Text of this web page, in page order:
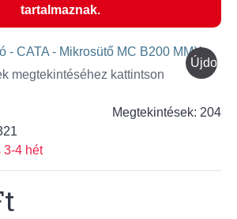
tartalmaznak.
megtekintéséhez kattintson
Megtekintések: 204
3-4 hét